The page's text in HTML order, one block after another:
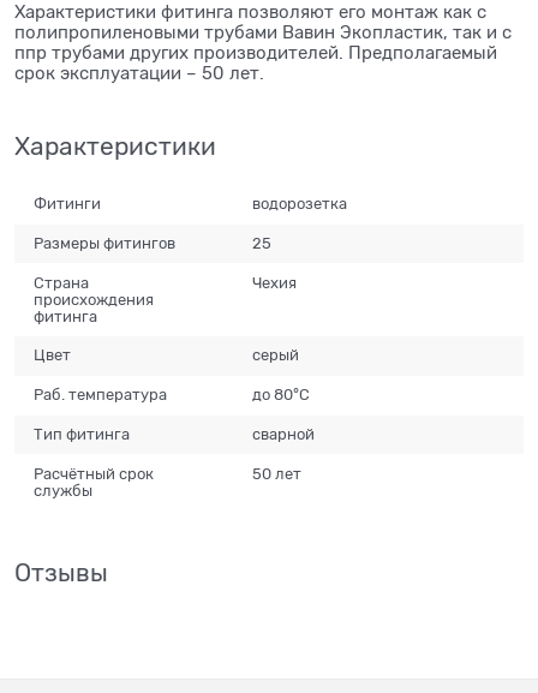
Характеристики фитинга позволяют его монтаж как с
полипропиленовыми трубами Вавин Экопластик, так и с
ппр трубами других производителей. Предполагаемый
срок эксплуатации – 50 лет.
Характеристики
Фитинги водорозетка
Размеры фитингов 25
Страна
происхождения
фитинга
Чехия
Цвет серый
Раб. температура до 80°С
Тип фитинга сварной
Расчётный срок
службы
50 лет
Отзывы